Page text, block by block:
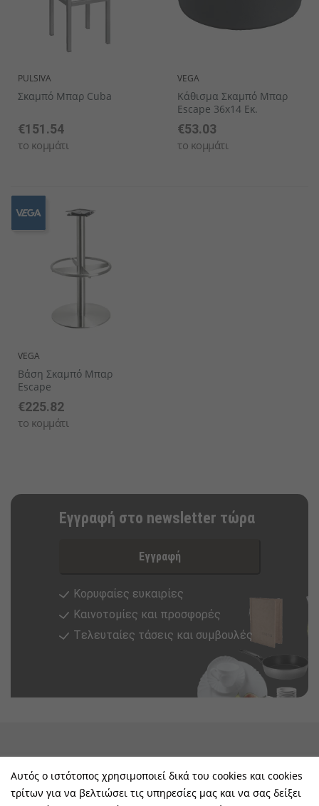
PULSIVA
Σκαμπό Μπαρ Cuba
€151.54
το κομμάτι
VEGA
Κάθισμα Σκαμπό Μπαρ
Escape 36x14 Εκ.
€53.03
το κομμάτι
VEGA
Βάση Σκαμπό Μπαρ
Escape
€225.82
το κομμάτι
Εγγραφή στο newsletter τώρα
Εγγραφή
Κορυφαίες ευκαιρίες
Καινοτομίες και προσφορές
Tελευταίες τάσεις και συμβουλές
keyboard_arrow_down
E-Shop keyboard_arrow_down
Αυτός ο ιστότοπος χρησιμοποιεί δικά του cookies και cookies
τρίτων για να βελτιώσει τις υπηρεσίες μας και να σας δείξει